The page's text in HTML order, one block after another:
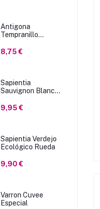
Antigona
Tempranillo
8,75 €
Sapientia
Sauvignon Blanc
9,95 €
Sapientia Verdejo
Ecológico Rueda
9,90 €
Varron Cuvee
Especial